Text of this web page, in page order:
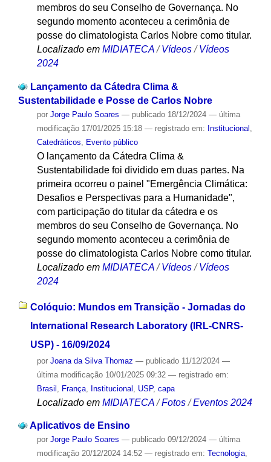
membros do seu Conselho de Governança. No
segundo momento aconteceu a cerimônia de
posse do climatologista Carlos Nobre como titular.
Localizado em MIDIATECA /Vídeos /Vídeos
2024
Lançamento da Cátedra Clima &
Sustentabilidade e Posse de Carlos Nobre
por Jorge Paulo Soares — publicado18/12/2024 — última
modificação17/01/2025 15:18 — registrado em: Institucional
Catedráticos
Evento público
O lançamento da Cátedra Clima &
Sustentabilidade foi dividido em duas partes. Na
primeira ocorreu o painel "Emergência Climática:
Desafios e Perspectivas para a Humanidade",
com participação do titular da cátedra e os
membros do seu Conselho de Governança. No
segundo momento aconteceu a cerimônia de
posse do climatologista Carlos Nobre como titular.
Localizado em MIDIATECA /Vídeos /Vídeos
2024
Colóquio: Mundos em Transição - Jornadas do
International Research Laboratory (IRL-CNRS-
USP) - 16/09/2024
por Joana da Silva Thomaz — publicado11/12/2024 —
última modificação10/01/2025 09:32 — registrado em:
Brasil
França, Institucional USP, capa
Localizado em MIDIATECA /Fotos /Eventos 2024
Aplicativos de Ensino
por Jorge Paulo Soares — publicado09/12/2024 — última
modificação20/12/2024 14:52 — registrado em: Tecnologia,